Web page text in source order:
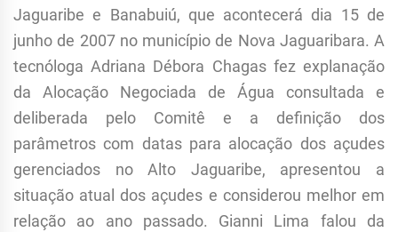
Jaguaribe e Banabuiú, que acontecerá dia 15 de
junho de 2007 no município de Nova Jaguaribara. A
tecnóloga Adriana Débora Chagas fez explanação
da Alocação Negociada de Água consultada e
deliberada pelo Comitê e a definição dos
parâmetros com datas para alocação dos açudes
gerenciados no Alto Jaguaribe, apresentou a
situação atual dos açudes e considerou melhor em
relação ao ano passado. Gianni Lima falou da